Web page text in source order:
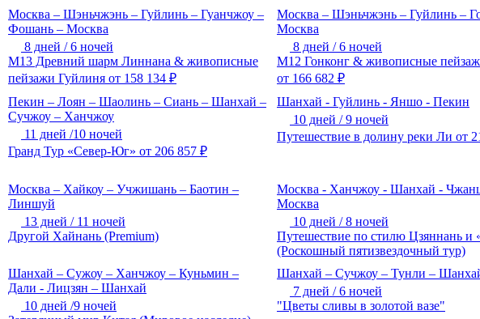
Москва – Шэньчжэнь – Гуйлинь – Гуанчжоу –
Фошань – Москва
8 дней / 6 ночей
М13 Древний шарм Линнана & живописные
пейзажи Гуйлиня от 158 134 ₽
Москва – Шэньчжэнь – Гуйлинь –
Москва
8 дней / 6 ночей
М12 Гонконг & живописные
от 166 682 ₽
Пекин – Лоян – Шаолинь – Сиань – Шанхай –
Сучжоу – Ханчжоу
11 дней /10 ночей
Гранд Тур «Север-Юг» от 206 857 ₽
Шанхай - Гуйлинь - Яншо - Пекин
10 дней / 9 ночей
Путешествие в долину реки Ли от
Москва – Хайкоу – Учжишань – Баотин –
Линшуй
13 дней / 11 ночей
Другой Хайнань (Premium)
Москва - Ханчжоу - Шанхай -
Москва
10 дней / 8 ночей
Путешествие по стилю Цзяннань и
(Роскошный пятизвездочный тур)
Шанхай – Сужоу – Ханчжоу – Куньмин –
Дали - Лицзян – Шанхай
10 дней /9 ночей
Шанхай – Сучжоу – Тунли –
7 дней / 6 ночей
"Цветы сливы в золотой вазе"